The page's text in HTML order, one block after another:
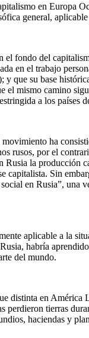
en Europa
general,
fondo del
en el trabajo
que su base
el mismo camino
a los países
ha
rusos, por el
la producción
Sin
en Rusia”, una
aplicable a la
habría
del mundo.
distinta en América
tierras
haciendas y